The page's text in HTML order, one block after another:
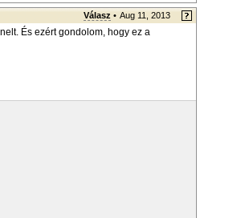
Válasz • Aug 11, 2013
És ezért gondolom, hogy ez a